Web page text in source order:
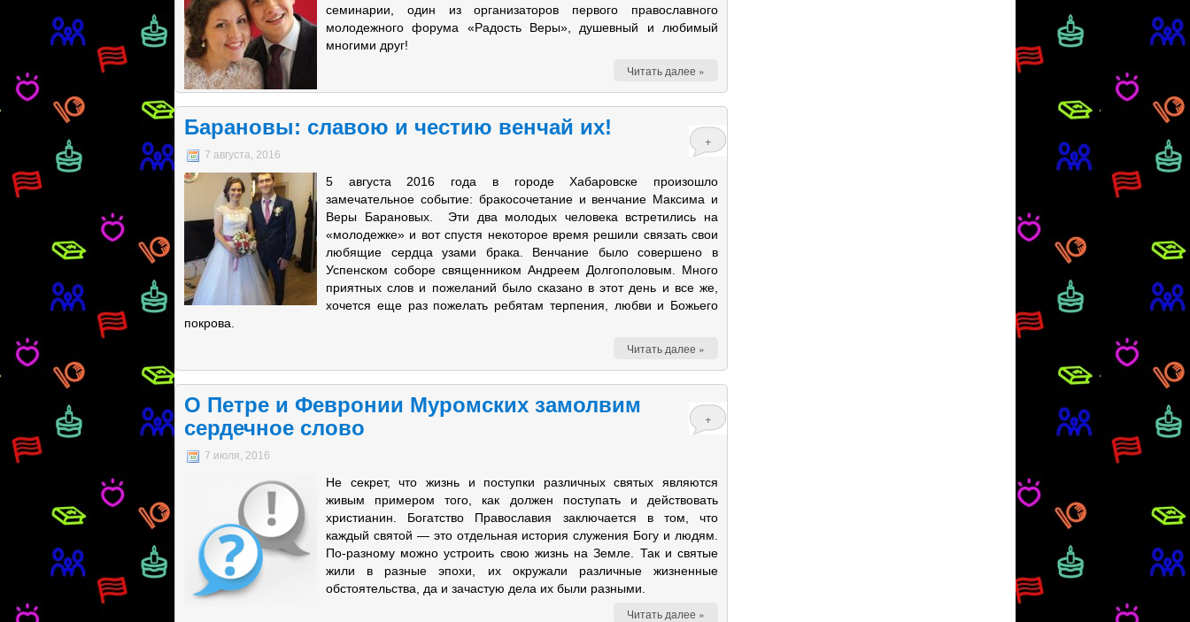
семинарии, один из организаторов первого православного
молодежного форума «Радость Веры», душевный и любимый
многими друг!
Читать далее »
Барановы: славою и честию венчай их!
+
7 августа, 2016
5 августа 2016 года в городе Хабаровске произошло
замечательное событие: бракосочетание и венчание Максима и
Веры Барановых. Эти два молодых человека встретились на
«молодежке» и вот спустя некоторое время решили связать свои
любящие сердца узами брака. Венчание было совершено в
Успенском соборе священником Андреем Долгополовым. Много
приятных слов и пожеланий было сказано в этот день и все же,
хочется еще раз пожелать ребятам терпения, любви и Божьего
покрова.
Читать далее »
О Петре и Февронии Муромских замолвим
сердечное слово
+
7 июля, 2016
Не секрет, что жизнь и поступки различных святых являются
живым примером того, как должен поступать и действовать
христианин. Богатство Православия заключается в том, что
каждый святой — это отдельная история служения Богу и людям.
По-разному можно устроить свою жизнь на Земле. Так и святые
жили в разные эпохи, их окружали различные жизненные
обстоятельства, да и зачастую дела их были разными.
Читать далее »